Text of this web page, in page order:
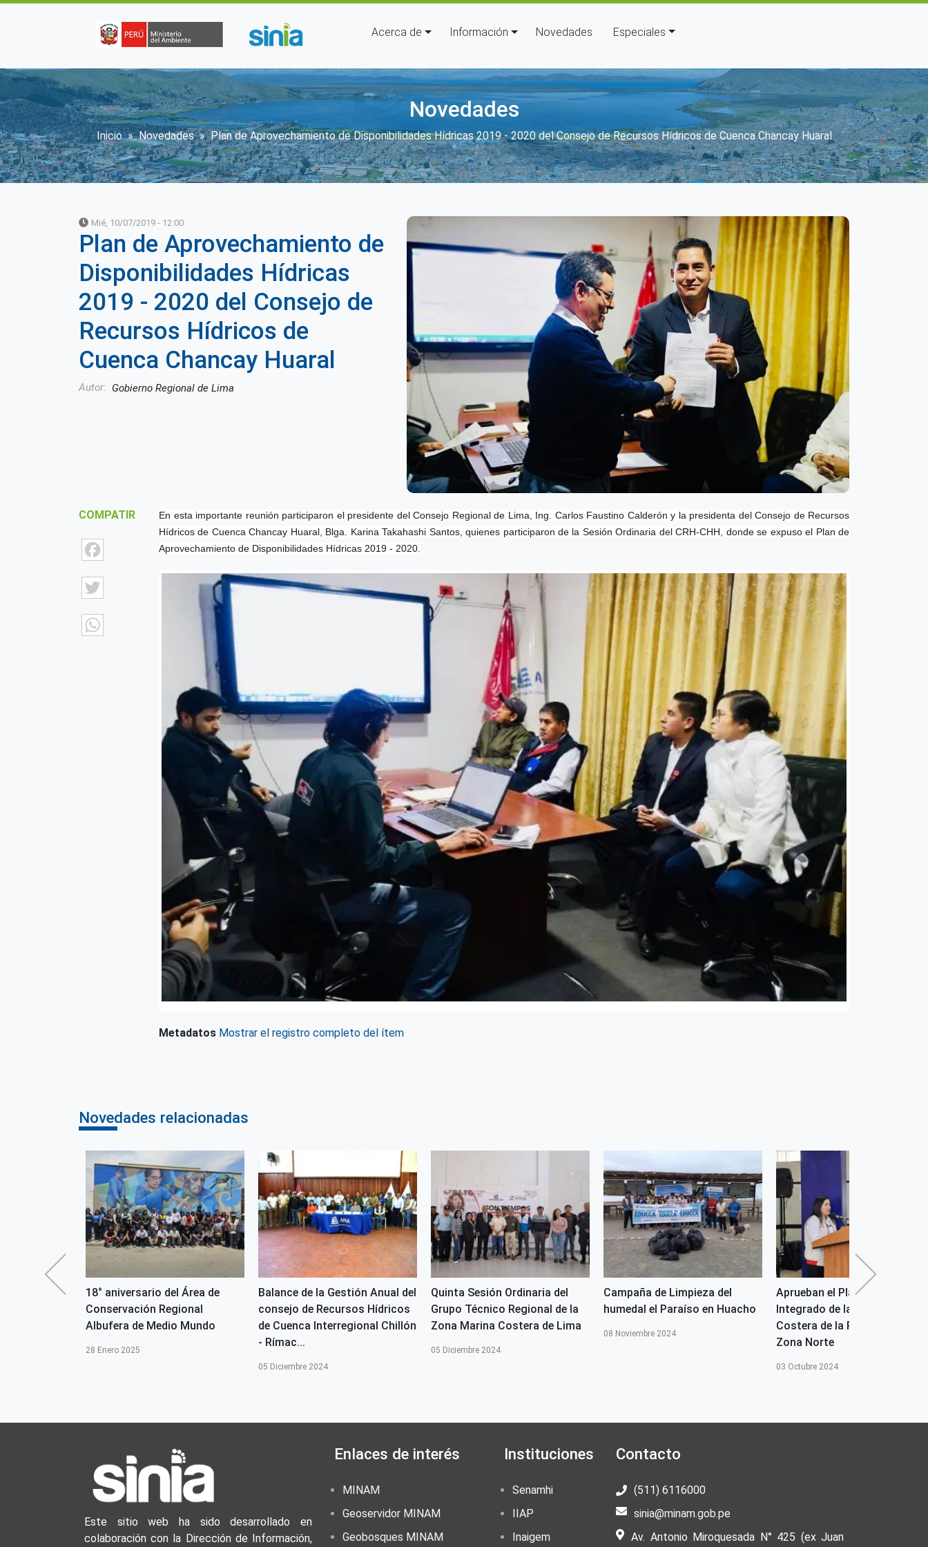
Navegación principal
Acerca de Información Novedades Especiales
Novedades
Sobrescribir enlaces de ayuda a la navegación
Inicio Novedades Plan de Aprovechamiento de Disponibilidades Hídricas 2019 - 2020 del Consejo de Recursos Hídricos de Cuenca Chancay Huaral
Mié, 10/07/2019 - 12:00
Plan de Aprovechamiento de
Disponibilidades Hídricas
2019 - 2020 del Consejo de
Recursos Hídricos de
Cuenca Chancay Huaral
Autor Gobierno Regional de Lima
COMPATIR
Facebook
WhatsApp
En esta importante reunión participaron el presidente del Consejo Regional de Lima, Ing. Carlos Faustino Calderón y la presidenta del Consejo de Recursos
Hídricos de Cuenca Chancay Huaral, Blga. Karina Takahashi Santos, quienes participaron de la Sesión Ordinaria del CRH-CHH, donde se expuso el Plan de
Aprovechamiento de Disponibilidades Hídricas 2019 - 2020.
Metadatos Mostrar el registro completo del ítem
Novedades relacionadas
Humedales y
18° aniversario del Área de
Conservación Regional
Albufera de Medio Mundo
28 Enero 2025
Balance de la Gestión Anual del
consejo de Recursos Hídricos
de Cuenca Interregional Chillón
- Rímac...
05 Diciembre 2024
Quinta Sesión Ordinaria del
Grupo Técnico Regional de la
Zona Marina Costera de Lima
05 Diciembre 2024
Campaña de Limpieza del
humedal el Paraíso en Huacho
08 Noviembre 2024
Aprueban el Plan de Manejo
Integrado de la Zona Marino
Costera de la Región Lima -
Zona Norte
03 Octubre 2024
Este sitio web ha sido desarrollado en
colaboración con la Dirección de Información,
Enlaces de interés
MINAM
Geoservidor MINAM
Geobosques MINAM
Instituciones
Senamhi
IIAP
Inaigem
Contacto
(511) 6116000
sinia@minam.gob.pe
Av. Antonio Miroquesada N° 425 (ex Juan